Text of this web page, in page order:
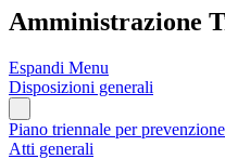
Amministrazione
Espandi Menu
Disposizioni generali
Piano triennale per
Atti generali